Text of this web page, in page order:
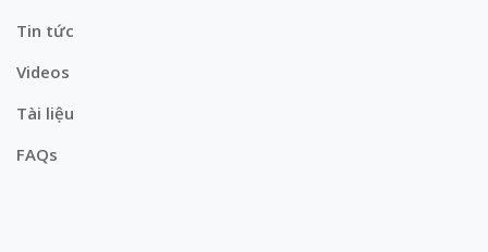
Tin tức
Videos
Tài liệu
FAQs